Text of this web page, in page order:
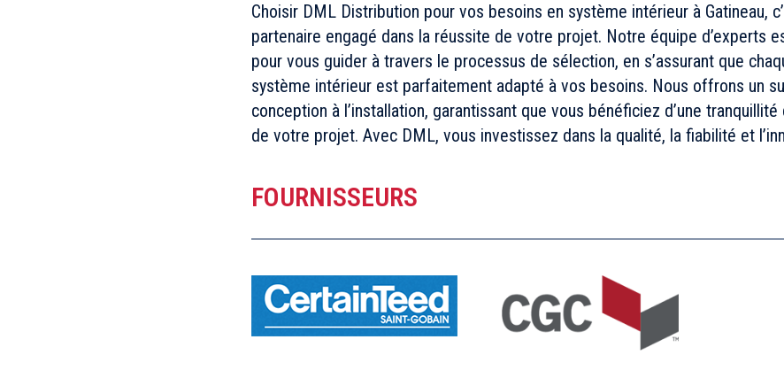
Choisir DML Distribution pour vos besoins en système intérieur à Gatineau,
partenaire engagé dans la réussite de votre projet. Notre équipe d’experts
pour vous guider à travers le processus de sélection, en s’assurant que
système intérieur est parfaitement adapté à vos besoins. Nous offrons un
conception à l’installation, garantissant que vous bénéficiez d’une tranquillité
de votre projet. Avec DML, vous investissez dans la qualité, la fiabilité et
FOURNISSEURS